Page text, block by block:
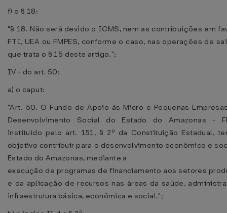
f) o § 18:
"§ 18. Não será devido o ICMS, nem as contribuições em
FTI, UEA ou FMPES, conforme o caso, nas operações de
que trata o § 15 deste artigo.";
IV - do art. 50:
a) o caput:
"Art. 50. O Fundo de Apoio às Micro e Pequenas
Desenvolvimento Social do Estado do Amazonas -
instituído pelo art. 151, § 2º da Constituição Estadual,
objetivo contribuir para o desenvolvimento econômico e
Estado do Amazonas, mediante a
execução de programas de financiamento aos setores
e da aplicação de recursos nas áreas da saúde,
infraestrutura básica, econômica e social.";